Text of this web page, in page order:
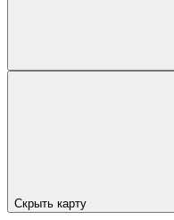
Скрыть карту